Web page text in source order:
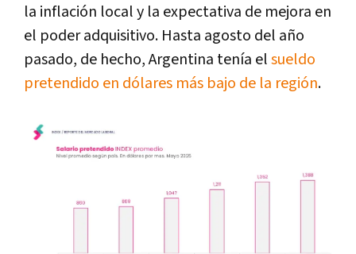
la inflación local y la expectativa de mejora en
el poder adquisitivo. Hasta agosto del año
pasado, de hecho, Argentina tenía elsueldo
pretendido en dólares más bajo de la región.